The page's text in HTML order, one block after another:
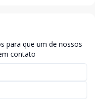
para que um de nossos
contato